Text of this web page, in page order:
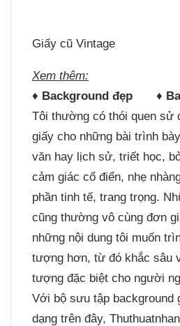
Giấy cũ Vintage
Xem thêm:
♦ Background đẹp ♦
Tôi thường có thói quen sử
giấy cho những bài trình
văn hay lịch sử, triết học,
cảm giác cổ điển, nhẹ
phần tinh tế, trang trọng.
cũng thường vô cùng đơn
những nội dung tôi muốn
tượng hơn, từ đó khắc sâu
tượng đặc biệt cho người
Với bộ sưu tập background
dạng trên đây,